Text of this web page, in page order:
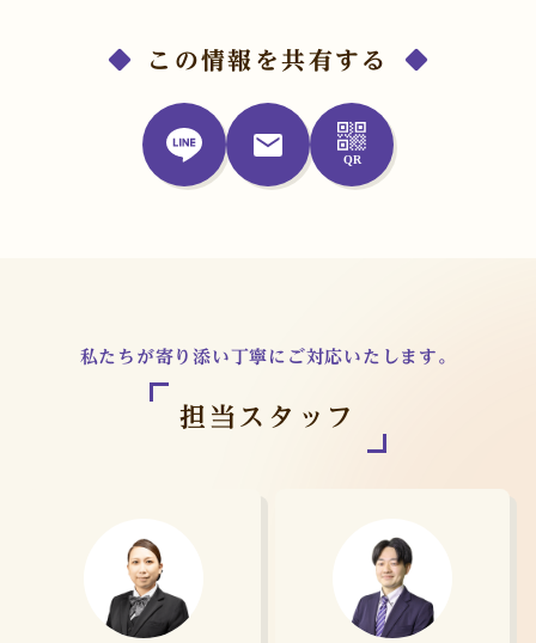
この情報を共有する
私たちが寄り添い丁寧にご対応いたします。
担当スタッフ